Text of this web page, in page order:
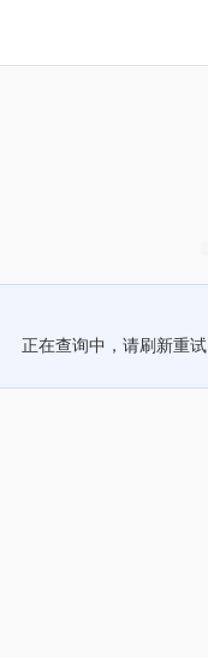
正在查询中，请刷新重试